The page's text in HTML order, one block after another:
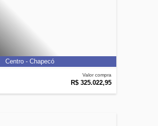
Valor compra
R$ 325.022,95
Centro - Chapecó